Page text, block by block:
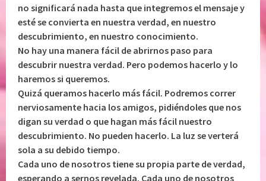
no significará nada hasta que integremos el mensaje y
esté se convierta en nuestra verdad, en nuestro
descubrimiento, en nuestro conocimiento.
No hay una manera fácil de abrirnos paso para
descubrir nuestra verdad. Pero podemos hacerlo y lo
haremos si queremos.
Quizá queramos hacerlo más fácil. Podremos correr
nerviosamente hacia los amigos, pidiéndoles que nos
digan su verdad o que hagan más fácil nuestro
descubrimiento. No pueden hacerlo. La luz se verterá
sola a su debido tiempo.
Cada uno de nosotros tiene su propia parte de verdad,
esperando a sernos revelada. Cada uno de nosotros